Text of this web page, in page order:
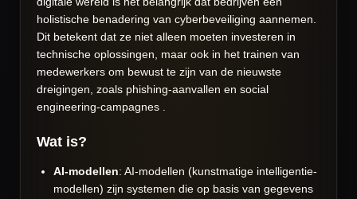
holistische benadering van cyberbeveiliging aannemen.
Dit betekent dat ze niet alleen moeten investeren in
technische oplossingen, maar ook in het trainen van
medewerkers om bewust te zijn van de nieuwste
dreigingen, zoals phishing-aanvallen en social
engineering-campagnes .
Wat is?
AI-modellen: AI-modellen (kunstmatige intelligentie-
modellen) zijn systemen die op basis van gegevens